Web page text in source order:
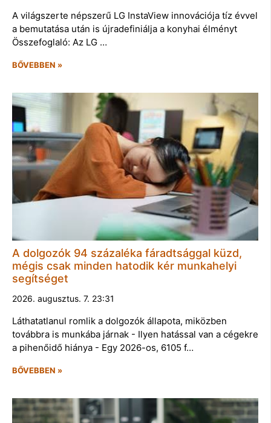
A világszerte népszerű LG InstaView innovációja tíz évvel
a bemutatása után is újradefiniálja a konyhai élményt
Összefoglaló: Az LG …
BŐVEBBEN »
A dolgozók 94 százaléka fáradtsággal küzd,
mégis csak minden hatodik kér munkahelyi
segítséget
2026. augusztus. 7. 23:31
Láthatatlanul romlik a dolgozók állapota, miközben
továbbra is munkába járnak - Ilyen hatással van a cégekre
a pihenőidő hiánya - Egy 2026-os, 6105 f…
BŐVEBBEN »